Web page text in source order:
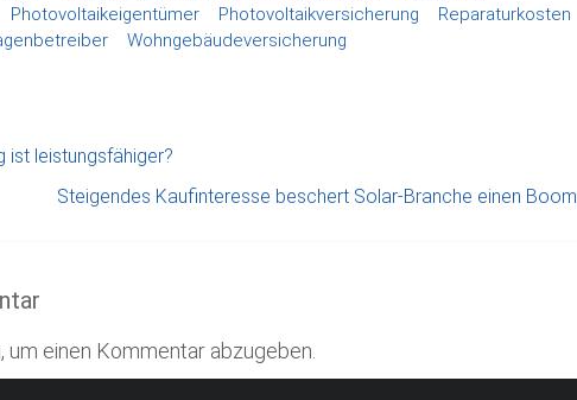
Photovoltaikeigentümer Photovoltaikversicherung
Reparaturkosten
Wohngebäudeversicherung
ist leistungsfähiger?
Steigendes Kaufinteresse beschert Solar-Branche einen Boom
um einen Kommentar abzugeben.